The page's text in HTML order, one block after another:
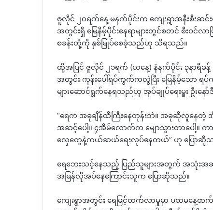
ဇူလိုင် ၂၀ရက်နေ့ မနက်ပိုင်းက ကျေးရွာအနီးစီးဆင်း
အတွင်းရှိ မြေနိမ့်ပိုင်းနေရာများတွင်စတင် စီးဝင်
စခန်းတို့ကို နှစ်မြုပ်စေခဲ့သည်ဟု သိရသည်။
ထို့အပြင် ဇူလိုင် ၂၁ရက် (ယနေ့) နံနက်ပိုင်း ၃နာရီခ
အတွင်း ကုန်းပေါ်ရပ်ကွက်ကလွဲပြီး မြေနိမ့်သော
များဆောင်ရွက်နေရသည်ဟု အုပ်ချုပ်ရေးမှူး ဦးန
“ရေက အခုချိန်ထိကြီးနေတုန်းဘဲ။ အခုဆိုလူနေတဲ့ အိ
အဆင့်ပေါ့။ ၄အိမ်လောက်က မျောသွားတာပေါ့
လှေတွေနဲ့ကယ်ဆယ်ရေးလုပ်နေတယ်” ဟု ပြောဆို
ရေဘေးသင့်နေသည့် ပြည်သူများအတွက် အသုံးအဆာ
အမြန်လိုအပ်နေကြောင်းသူက ပြောဆိုသည်။
ကျေးရွာအတွင်း ရေမြင့်တက်လာမှုမှာ ပထမနေ့